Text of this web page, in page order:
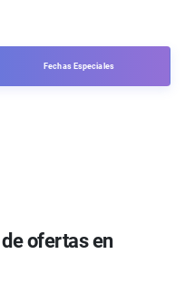
Fechas Especiales
ofertas en